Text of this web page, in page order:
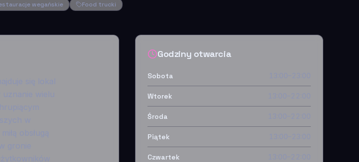
wegańskie
Food trucki
Godziny otwarcia
Sobota
Wtorek
Środa
Piątek
Czwartek